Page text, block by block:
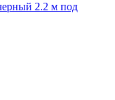
2.2 м под